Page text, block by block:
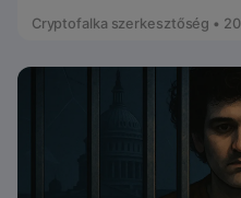
Cryptofalka szerkesztőség •